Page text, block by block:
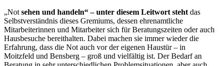
„Not sehen und handeln“ – unter diesem Leitwort steht das
Selbstverständnis dieses Gremiums, dessen ehrenamtliche
Mitarbeiterinnen und Mitarbeiter sich für Beratungszeiten oder auch
Hausbesuche bereithalten. Dabei machen sie immer wieder die
Erfahrung, dass die Not auch vor der eigenen Haustür – in
Moitzfeld und Bensberg – groß und vielfältig ist. Der Bedarf an